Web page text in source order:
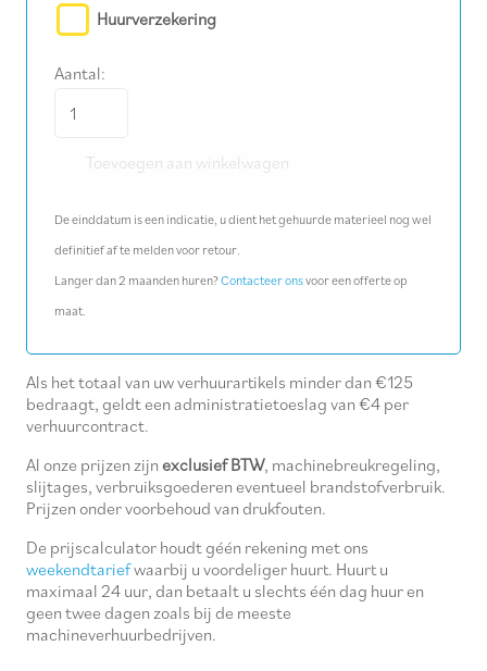
Huurverzekering
Aantal:
aantal
Toevoegen aan winkelwagen
De einddatum is een indicatie, u dient het gehuurde materieel nog wel
definitief af te melden voor retour.
Langer dan 2 maanden huren?Contacteer onsvoor een offerte op
maat.
Als het totaal van uw verhuurartikels minder dan €125
bedraagt, geldt een administratietoeslag van €4 per
verhuurcontract.
Al onze prijzen zijn exclusief BTW, machinebreukregeling,
slijtages, verbruiksgoederen eventueel brandstofverbruik.
Prijzen onder voorbehoud van drukfouten.
De prijscalculator houdt géén rekening met ons
weekendtariefwaarbij u voordeliger huurt. Huurt u
maximaal 24 uur, dan betaalt u slechts één dag huur en
geen twee dagen zoals bij de meeste
machineverhuurbedrijven.